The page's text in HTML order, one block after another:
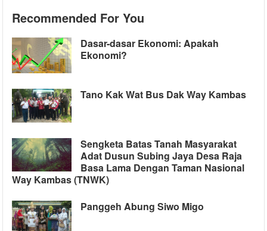
Recommended For You
Dasar-dasar Ekonomi: Apakah
Ekonomi?
Tano Kak Wat Bus Dak Way Kambas
Sengketa Batas Tanah Masyarakat
Adat Dusun Subing Jaya Desa Raja
Basa Lama Dengan Taman Nasional
Way Kambas (TNWK)
Panggeh Abung Siwo Migo